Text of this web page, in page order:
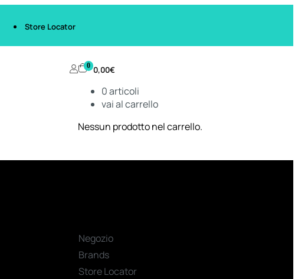
Store Locator
0 0,00€
0articoli
vai al carrello
Nessun prodotto nel carrello.
Negozio
Brands
Store Locator